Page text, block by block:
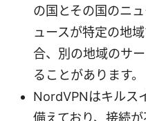
の国とその国のニ
ュースが特定の地
合、別の地域のサ
ることがあります。
NordVPNはキルス
備えており、接続